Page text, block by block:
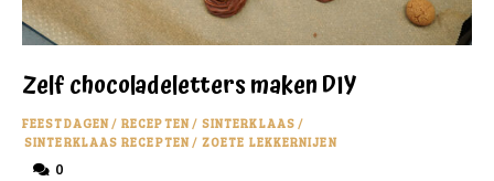
Zelf chocoladeletters maken DIY
FEESTDAGEN/ RECEPTEN/ SINTERKLAAS /
SINTERKLAAS RECEPTEN/ ZOETE LEKKERNIJEN
0